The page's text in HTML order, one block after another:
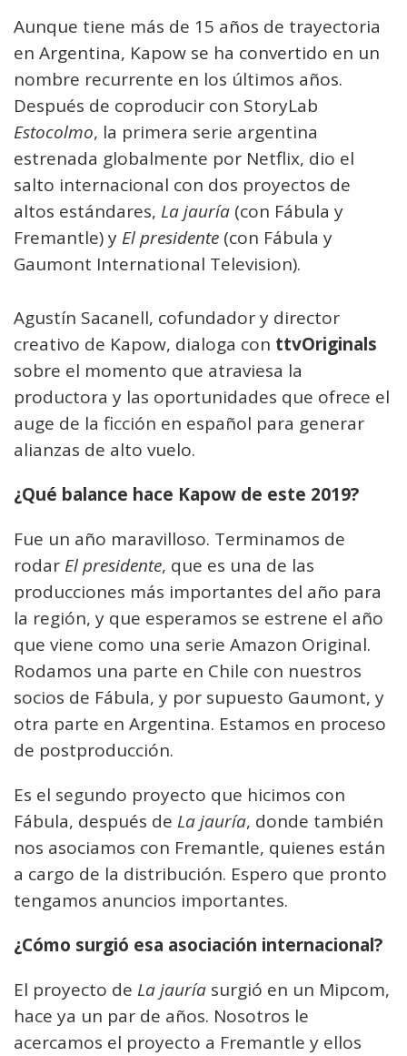
Aunque tiene más de 15 años de trayectoria
en Argentina, Kapow se ha convertido en un
nombre recurrente en los últimos años.
Después de coproducir con StoryLab
Estocolmo, la primera serie argentina
estrenada globalmente por Netflix, dio el
salto internacional con dos proyectos de
altos estándares, La jauría (con Fábula y
Fremantle) y El presidente (con Fábula y
Gaumont International Television).
Agustín Sacanell, cofundador y director
creativo de Kapow, dialoga con ttvOriginals
sobre el momento que atraviesa la
productora y las oportunidades que ofrece el
auge de la ficción en español para generar
alianzas de alto vuelo.
¿Qué balance hace Kapow de este 2019?
Fue un año maravilloso. Terminamos de
rodar El presidente, que es una de las
producciones más importantes del año para
la región, y que esperamos se estrene el año
que viene como una serie Amazon Original.
Rodamos una parte en Chile con nuestros
socios de Fábula, y por supuesto Gaumont, y
otra parte en Argentina. Estamos en proceso
de postproducción.
Es el segundo proyecto que hicimos con
Fábula, después de La jauría, donde también
nos asociamos con Fremantle, quienes están
a cargo de la distribución. Espero que pronto
tengamos anuncios importantes.
¿Cómo surgió esa asociación internacional?
El proyecto de La jauría surgió en un Mipcom,
hace ya un par de años. Nosotros le
acercamos el proyecto a Fremantle y ellos